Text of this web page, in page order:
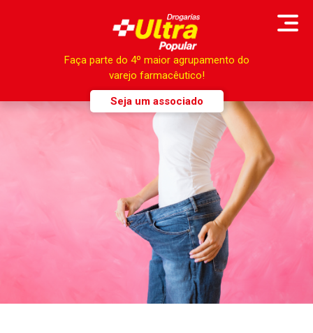
Faça parte do 4º maior agrupamento do
varejo farmacêutico!
Seja um associado